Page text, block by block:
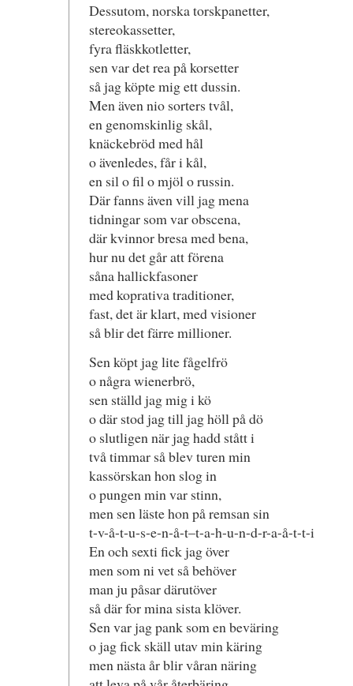
Dessutom, norska torskpanetter,
stereokassetter,
fyra fläskkotletter,
sen var det rea på korsetter
så jag köpte mig ett dussin.
Men även nio sorters tvål,
en genomskinlig skål,
knäckebröd med hål
o ävenledes, får i kål,
en sil o fil o mjöl o russin.
Där fanns även vill jag mena
tidningar som var obscena,
där kvinnor bresa med bena,
hur nu det går att förena
såna hallickfasoner
med koprativa traditioner,
fast, det är klart, med visioner
så blir det färre millioner.
Sen köpt jag lite fågelfrö
o några wienerbrö,
sen ställd jag mig i kö
o där stod jag till jag höll på dö
o slutligen när jag hadd stått i
två timmar så blev turen min
kassörskan hon slog in
o pungen min var stinn,
men sen läste hon på remsan sin
t-v-å-t-u-s-e-n-å-t–t-a-h-u-n-d-r-a-å-t-t-i
En och sexti fick jag över
men som ni vet så behöver
man ju påsar därutöver
så där for mina sista klöver.
Sen var jag pank som en beväring
o jag fick skäll utav min käring
men nästa år blir våran näring